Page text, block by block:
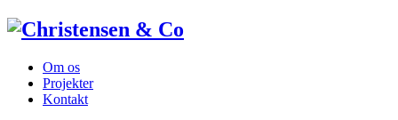
Om os
Projekter
Kontakt